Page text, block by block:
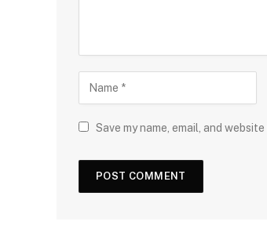
Save my name, email, and